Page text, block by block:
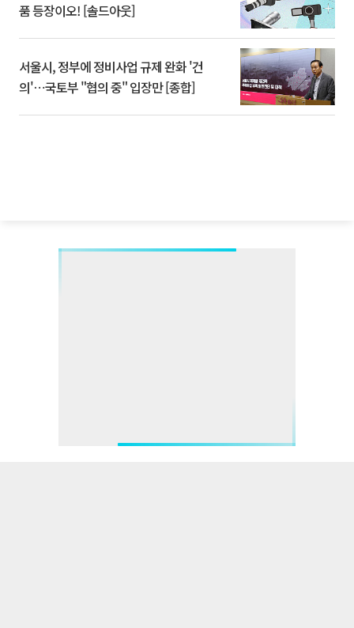
품 등장이오! [솔드아웃]
서울시, 정부에 정비사업 규제 완화 '건
의'⋯국토부 "협의 중" 입장만 [종합]